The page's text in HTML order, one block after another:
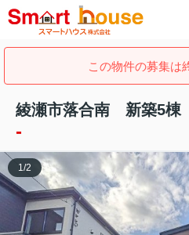
この物件の募集は
綾瀬市落合南 新築5棟
-
1/2